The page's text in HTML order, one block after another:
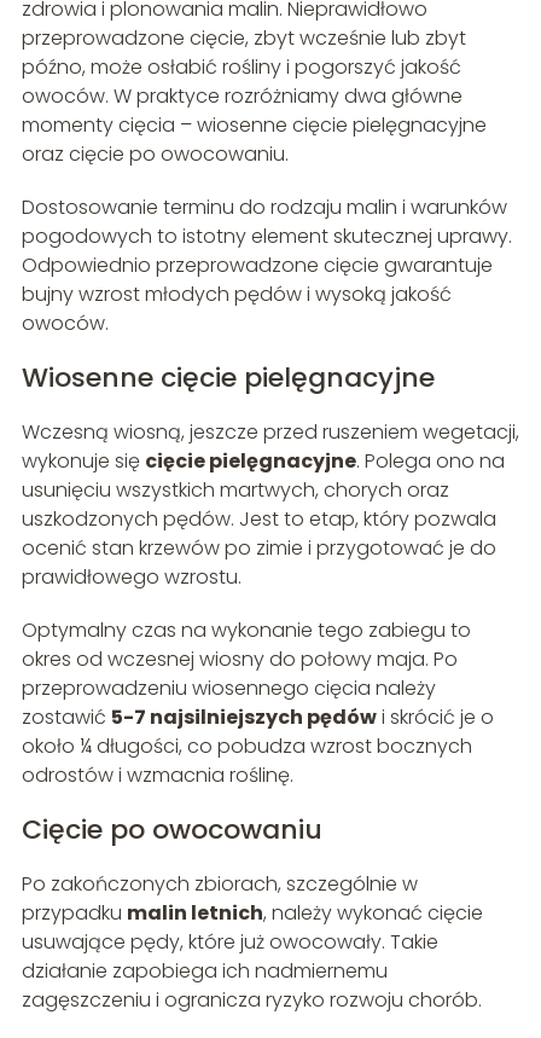
zdrowia i plonowania malin. Nieprawidłowo
przeprowadzone cięcie, zbyt wcześnie lub zbyt
późno, może osłabić rośliny i pogorszyć jakość
owoców. W praktyce rozróżniamy dwa główne
momenty cięcia – wiosenne cięcie pielęgnacyjne
oraz cięcie po owocowaniu.
Dostosowanie terminu do rodzaju malin i warunków
pogodowych to istotny element skutecznej uprawy.
Odpowiednio przeprowadzone cięcie gwarantuje
bujny wzrost młodych pędów i wysoką jakość
owoców.
Wiosenne cięcie pielęgnacyjne
Wczesną wiosną, jeszcze przed ruszeniem wegetacji,
wykonuje się cięcie pielęgnacyjne. Polega ono na
usunięciu wszystkich martwych, chorych oraz
uszkodzonych pędów. Jest to etap, który pozwala
ocenić stan krzewów po zimie i przygotować je do
prawidłowego wzrostu.
Optymalny czas na wykonanie tego zabiegu to
okres od wczesnej wiosny do połowy maja. Po
przeprowadzeniu wiosennego cięcia należy
zostawić 5-7 najsilniejszych pędówi skrócić je o
około ¼ długości, co pobudza wzrost bocznych
odrostów i wzmacnia roślinę.
Cięcie po owocowaniu
Po zakończonych zbiorach, szczególnie w
przypadku malin letnich, należy wykonać cięcie
usuwające pędy, które już owocowały. Takie
działanie zapobiega ich nadmiernemu
zagęszczeniu i ogranicza ryzyko rozwoju chorób.